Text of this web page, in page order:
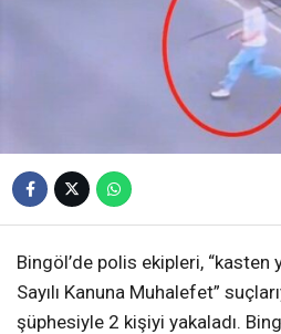
Bingöl’de polis ekipleri, “kasten
Sayılı Kanuna Muhalefet”
şüphesiyle 2 kişiyi yakaladı.